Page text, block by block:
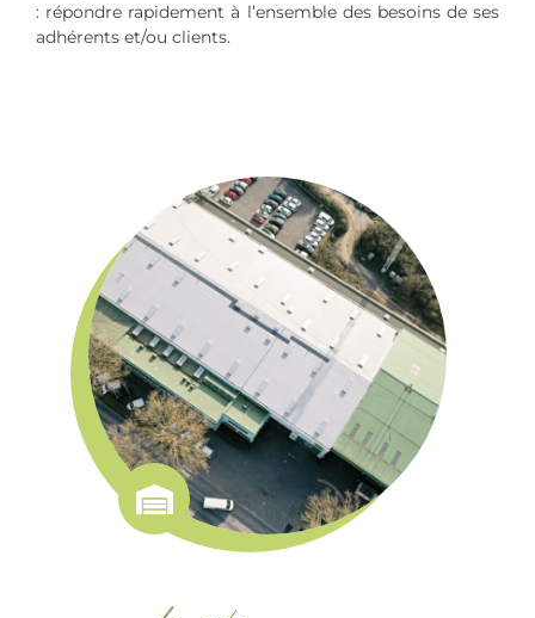
: répondre rapidement à l’ensemble des besoins de ses
adhérents et/ou clients.